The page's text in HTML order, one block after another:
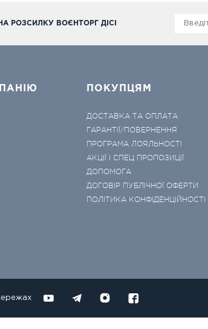
РОЗСИЛКУ ВОЄНТОРГ ДІСІ
ПОКУПЦЯМ
ДОСТАВКА ТА ОПЛАТА
ГАРАНТІЇ/ПОВЕРНЕННЯ
ПРОГРАМА ЛОЯЛЬНОСТІ
АКЦІЇ І СПЕЦ ПРОПОЗИЦІЇ
ДОПОМОГА
ДОГОВІР ПУБЛІЧНОЇ ОФЕРТИ
ПОЛІТИКА КОНФІДЕНЦІЙНОСТІ